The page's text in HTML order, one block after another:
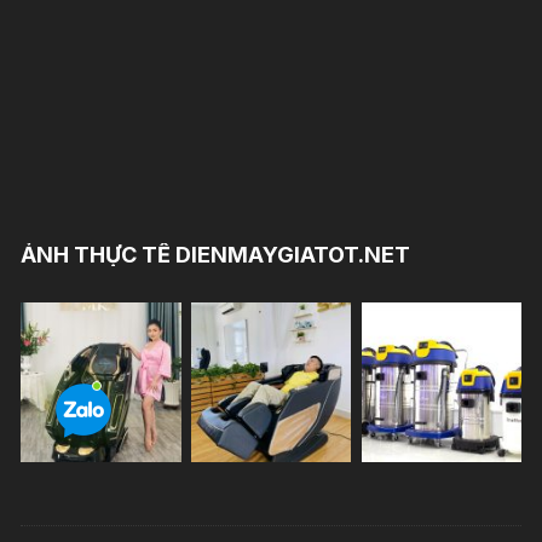
ẢNH THỰC TẾ DIENMAYGIATOT.NET